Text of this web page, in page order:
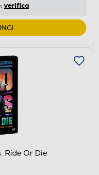
verifica
Ride Or Die